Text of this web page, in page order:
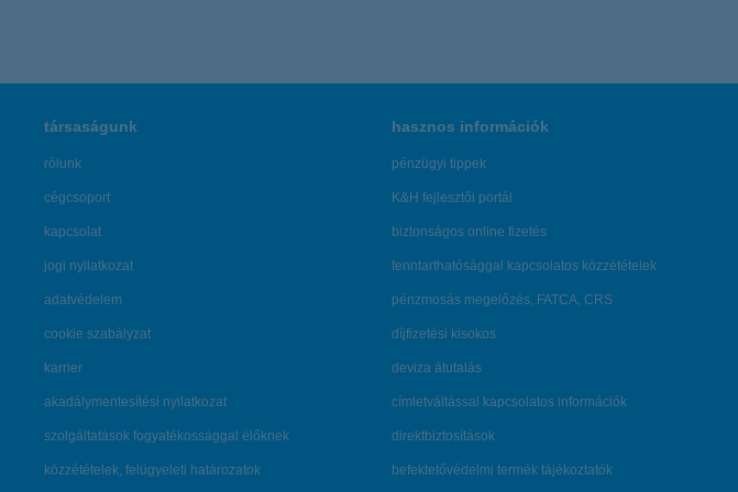
társaságunk
rólunk
cégcsoport
kapcsolat
jogi nyilatkozat
adatvédelem
cookie szabályzat
karrier
akadálymentesítési nyilatkozat
szolgáltatások fogyatékossággal élőknek
közzétételek, felügyeleti határozatok
hasznos információk
pénzügyi tippek
K&H fejlesztői portál
biztonságos online fizetés
fenntarthatósággal kapcsolatos közzétételek
pénzmosás megelőzés, FATCA, CRS
díjfizetési kisokos
deviza átutalás
címletváltással kapcsolatos információk
direktbiztosítások
befektetővédelmi termék tájékoztatók